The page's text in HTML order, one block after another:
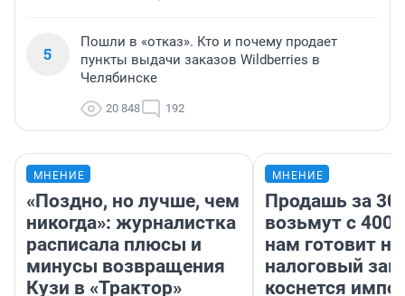
5
Пошли в «отказ». Кто и почему продает
пункты выдачи заказов Wildberries в
Челябинске
20 848 192
МНЕНИЕ
«Поздно, но лучше, чем
никогда»: журналистка
расписала плюсы и
минусы возвращения
Кузи в «Трактор»
МНЕНИЕ
Продашь за
возьмут с
нам готовит
налоговый
коснется